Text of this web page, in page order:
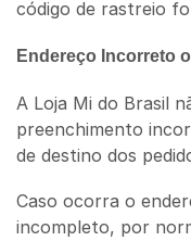
código de rastreio
Endereço Incorreto
A Loja Mi do Brasil
preenchimento
de destino dos
Caso ocorra o
incompleto, por